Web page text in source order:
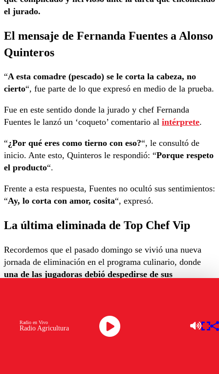
el jurado.
El mensaje de Fernanda Fuentes a Alonso
Quinteros
“A esta comadre (pescado) se le corta la cabeza, no
cierto“, fue parte de lo que expresó en medio de la prueba.
Fue en este sentido donde la jurado y chef Fernanda
Fuentes le lanzó un ‘coqueto’ comentario al intérprete.
“¿Por qué eres como tierno con eso?“, le consultó de
inicio. Ante esto, Quinteros le respondió: “Porque respeto
el producto“.
Frente a esta respuesta, Fuentes no ocultó sus sentimientos:
“Ay, lo corta con amor, cosita“, expresó.
La última eliminada de Top Chef Vip
Recordemos que el pasado domingo se vivió una nueva
jornada de eliminación en el programa culinario, donde
una de las jugadoras debió despedirse de sus
Belén Mora y Berta Lasala debieron enfrentarse en un
duelo, donde quien perdiera sería eliminada del programa.
Radio Agricultura
Radio en Vivo